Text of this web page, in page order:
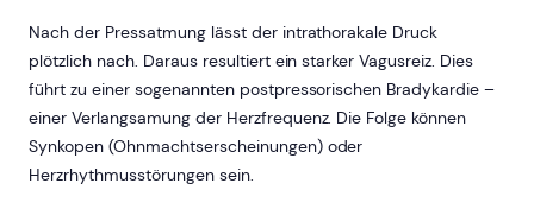
Nach der Pressatmung lässt der intrathorakale Druck
plötzlich nach. Daraus resultiert ein starker Vagusreiz. Dies
führt zu einer sogenannten postpressorischen Bradykardie –
einer Verlangsamung der Herzfrequenz. Die Folge können
Synkopen (Ohnmachtserscheinungen) oder
Herzrhythmusstörungen sein.